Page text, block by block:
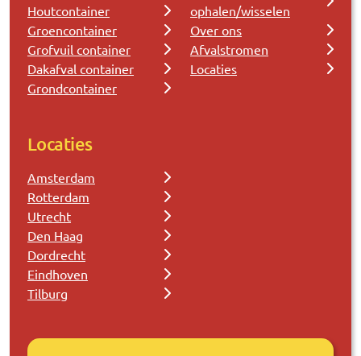
Houtcontainer
Groencontainer
Grofvuil container
Dakafval container
Grondcontainer
ophalen/wisselen
Over ons
Afvalstromen
Locaties
Locaties
Amsterdam
Rotterdam
Utrecht
Den Haag
Dordrecht
Eindhoven
Tilburg